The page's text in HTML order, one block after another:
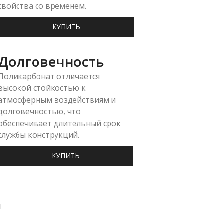
со временем.
КУПИТЬ
отличается
стойкостью к
воздействиям и
что
длительный срок
конструкций.
КУПИТЬ